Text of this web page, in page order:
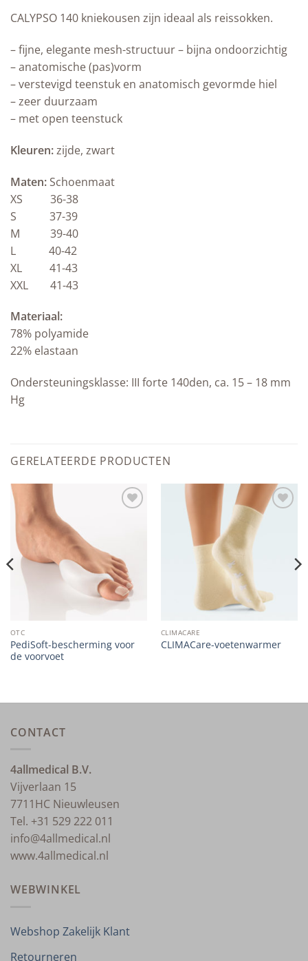
CALYPSO 140 kniekousen zijn ideaal als reissokken.
– fijne, elegante mesh-structuur – bijna ondoorzichtig
– anatomische (pas)vorm
– verstevigd teenstuk en anatomisch gevormde hiel
– zeer duurzaam
– met open teenstuck
Kleuren:zijde, zwart
Maten: Schoenmaat
XS 36-38
S 37-39
M 39-40
L 40-42
XL 41-43
XXL 41-43
Materiaal:
78% polyamide
22% elastaan
Ondersteuningsklasse: III forte 140den, ca. 15 – 18 mm
Hg
GERELATEERDE PRODUCTEN
OTC
PediSoft-bescherming voor
de voorvoet
CLIMACARE
CLIMACare-voetenwarmer
CONTACT
4allmedical B.V.
Vijverlaan 15
7711HC Nieuwleusen
Tel. +31 529 222 011
info@4allmedical.nl
www.4allmedical.nl
WEBWINKEL
Webshop Zakelijk Klant
Retourneren